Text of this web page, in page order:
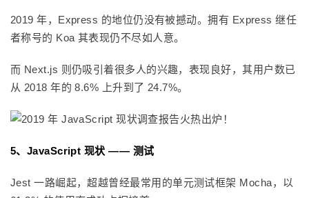
2019 年，Express 的地位仍没有被撼动。拥有 Express 继任
者称号的 Koa 其表现仍不尽如人意。
而 Next.js 则仍吸引着很多人的兴趣，表现良好，其用户数已
从 2018 年的 8.6% 上升到了 24.7%。
5、JavaScript 现状 —— 测试
Jest 一路崛起，超越曾经最常用的单元测试框架 Mocha，以